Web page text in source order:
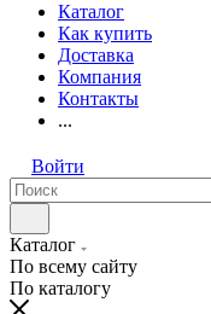
Каталог
Как купить
Доставка
Компания
Контакты
...
Войти
Каталог
По всему сайту
По каталогу